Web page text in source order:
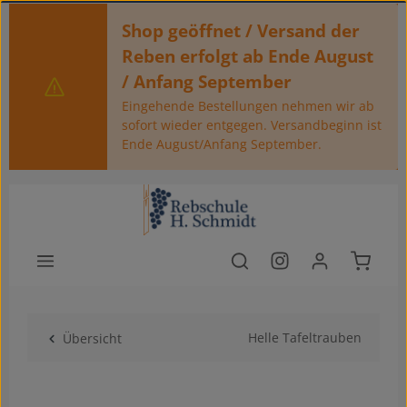
Zum Hauptinhalt springenShop geöffnet / Versand der
Reben erfolgt ab Ende August
/ Anfang September
Eingehende Bestellungen nehmen wir ab
sofort wieder entgegen. Versandbeginn ist
Ende August/Anfang September.
Übersicht Helle Tafeltrauben